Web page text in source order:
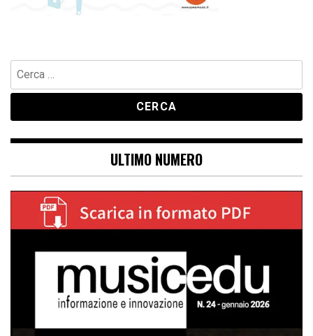
Ricerca
per:
ULTIMO NUMERO